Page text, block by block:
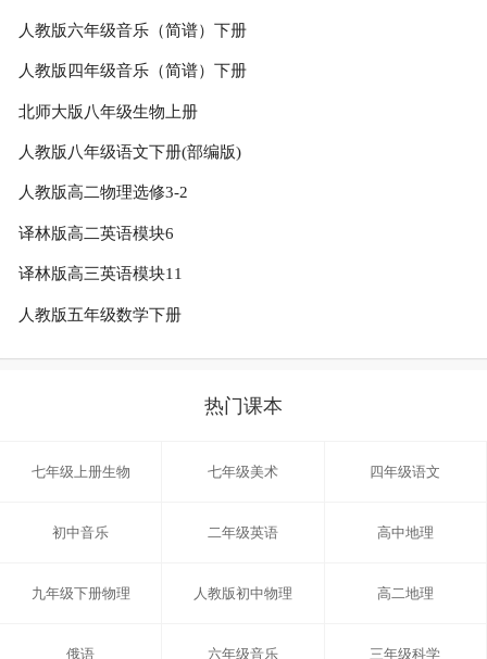
人教版六年级音乐（简谱）下册
人教版四年级音乐（简谱）下册
北师大版八年级生物上册
人教版八年级语文下册(部编版)
人教版高二物理选修3-2
译林版高二英语模块6
译林版高三英语模块11
人教版五年级数学下册
热门课本
七年级上册生物 七年级美术 四年级语文
初中音乐 二年级英语 高中地理
九年级下册物理 人教版初中物理 高二地理
俄语 六年级音乐 三年级科学